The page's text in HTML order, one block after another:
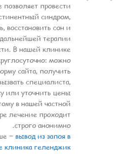
провести
синдром,
восстановить сон и
терапии
В нашей клинике
можно
сайта, получить
специалиста,
или уточнить цены
в нашей частной
лечение проходит
строго анонимно.
– вывод из запоя в
клиника геленджик